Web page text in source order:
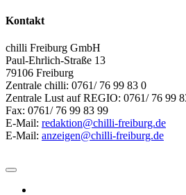
Kontakt
chilli Freiburg GmbH
Paul-Ehrlich-Straße 13
79106 Freiburg
Zentrale chilli: 0761/ 76 99 83 0
Zentrale Lust auf REGIO: 0761/ 76 99
Fax: 0761/ 76 99 83 99
E-Mail: redaktion@chilli-freiburg.de
E-Mail: anzeigen@chilli-freiburg.de